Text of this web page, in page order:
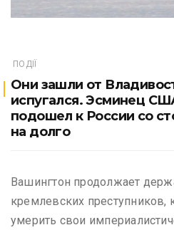
ПОДІЇ
Они зашли от
испугался. Эсминец
подошел к России со
на долго
Вашингтон продолжает
кремлевских преступников,
умерить свои